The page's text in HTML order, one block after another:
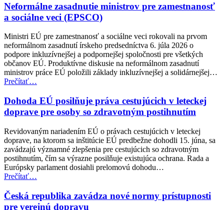
uľahčí
im
to
komunikáciu
aj
záchranu”
Neformálne zasadnutie ministrov pre zamestnanosť
a sociálne veci (EPSCO)
Ministri EÚ pre zamestnanosť a sociálne veci rokovali na prvom
neformálnom zasadnutí írskeho predsedníctva 6. júla 2026 o
podpore inkluzívnejšej a podpornejšej spoločnosti pre všetkých
občanov EÚ. Produktívne diskusie na neformálnom zasadnutí
ministrov práce EÚ položili základy inkluzívnejšej a solidárnejšej…
Prečítať“Neformálne
ministrov
zamestnanosť
sociálne
veci
(EPSCO)”
…
Dohoda EÚ posilňuje práva cestujúcich v leteckej
doprave pre osoby so zdravotným postihnutím
Revidovaným nariadením EÚ o právach cestujúcich v leteckej
doprave, na ktorom sa inštitúcie EÚ predbežne dohodli 15. júna, sa
zavádzajú významné zlepšenia pre cestujúcich so zdravotným
postihnutím, čím sa výrazne posilňuje existujúca ochrana. Rada a
Európsky parlament dosiahli prelomovú dohodu…
Prečítať“Dohoda
posilňuje
práva
…
Česká republika zavádza nové normy prístupnosti
pre verejnú dopravu